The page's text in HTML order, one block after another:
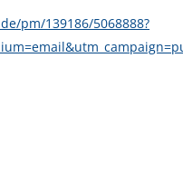
pm/139186/5068888?